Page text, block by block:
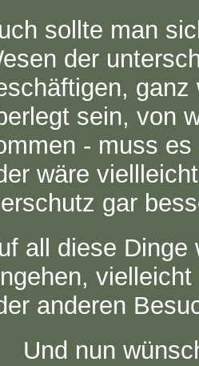
sollte man
der
sein, von
- muss
wäre
gar
all diese Dinge
anderen
Und nun